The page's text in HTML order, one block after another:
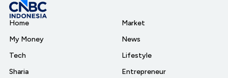
Home
My Money
Tech
Sharia
Market
News
Lifestyle
Entrepreneur